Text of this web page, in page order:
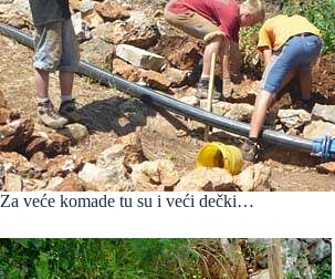
Za veće komade tu su i veći dečki…